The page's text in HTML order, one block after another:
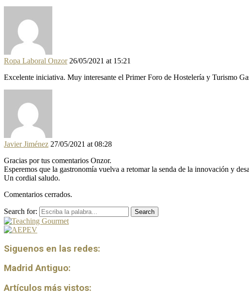
Ropa Laboral Onzor 26/05/2021 at 15:21
Excelente iniciativa. Muy interesante el Primer Foro de Hostelería y Turismo
Javier Jiménez 27/05/2021 at 08:28
Gracias por tus comentarios Onzor.
Esperemos que la gastronomía vuelva a retomar la senda de la innovación y
Un cordial saludo.
Comentarios cerrados.
Search for: Search
Siguenos en las redes:
Madrid Antiguo:
Artículos más vistos: